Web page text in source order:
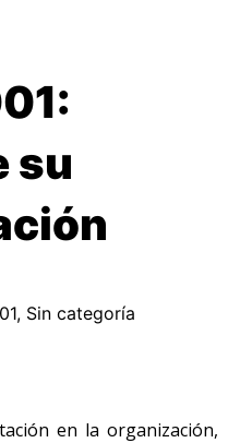
su
, Sin categoría
en la organización,